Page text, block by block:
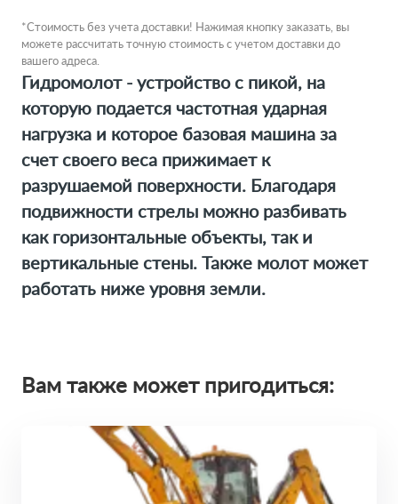
*Стоимость без учета доставки! Нажимая кнопку заказать, вы
можете рассчитать точную стоимость с учетом доставки до
вашего адреса.
Гидромолот - устройство с пикой, на
которую подается частотная ударная
нагрузка и которое базовая машина за
счет своего веса прижимает к
разрушаемой поверхности. Благодаря
подвижности стрелы можно разбивать
как горизонтальные объекты, так и
вертикальные стены. Также молот может
работать ниже уровня земли.
Вам также может пригодиться: